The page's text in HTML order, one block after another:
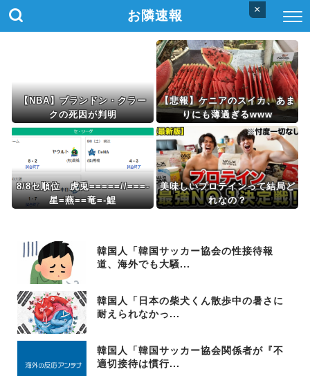
×
お隣速報
【NBA】ブランドン・クラー
クの死因が判明
【悲報】ケニアのスイカ、あま
りにも薄過ぎるwww
8/8セ順位 虎兎=====//===‐
星=燕==竜=‐鯉
美味しいプロテインって結局ど
れなの？
韓国人「韓国サッカー協会の性接待報
道、海外でも大騒...
韓国人「日本の柴犬くん散歩中の暑さに
耐えられなかっ...
韓国人「韓国サッカー協会関係者が『不
適切接待は慣行...